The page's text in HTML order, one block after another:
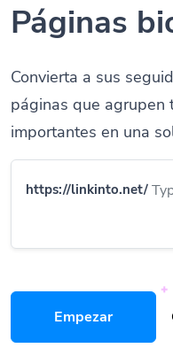
Páginas
Convierta a sus
páginas que agrupen
importantes en una
https://linkinto.net/
Empezar